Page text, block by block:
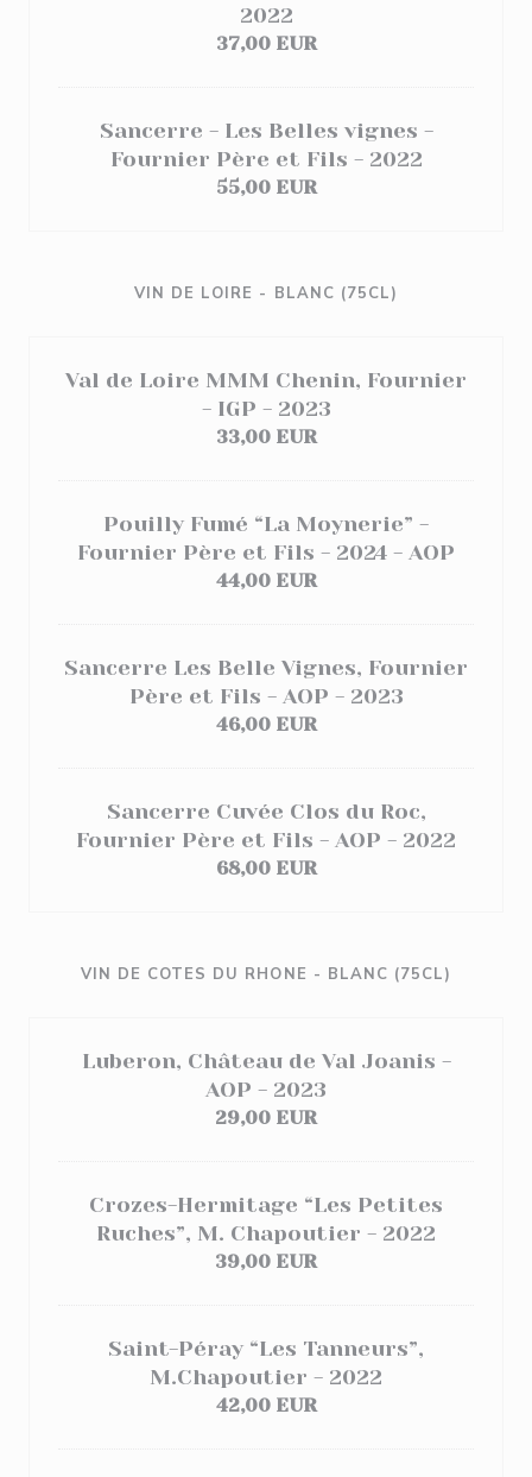
2022
37,00 EUR
Sancerre - Les Belles vignes -
Fournier Père et Fils - 2022
55,00 EUR
VIN DE LOIRE - BLANC (75CL)
Val de Loire MMM Chenin, Fournier
- IGP - 2023
33,00 EUR
Pouilly Fumé “La Moynerie” -
Fournier Père et Fils - 2024 - AOP
44,00 EUR
Sancerre Les Belle Vignes, Fournier
Père et Fils - AOP - 2023
46,00 EUR
Sancerre Cuvée Clos du Roc,
Fournier Père et Fils - AOP - 2022
68,00 EUR
VIN DE COTES DU RHONE - BLANC (75CL)
Luberon, Château de Val Joanis -
AOP - 2023
29,00 EUR
Crozes-Hermitage “Les Petites
Ruches”, M. Chapoutier - 2022
39,00 EUR
Saint-Péray “Les Tanneurs”,
M.Chapoutier - 2022
42,00 EUR